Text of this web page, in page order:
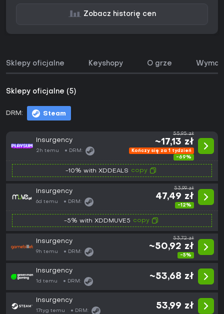
Zobacz historię cen
Sklepy oficjalne Keyshopy O grze
Sklepy oficjalne (5)
DRM: Steam
Insurgency
2h temu DRM:
55,95 zł
~17,13 zł
Kończy się za 1 tydzień
-69%
-10% with XDDEALS copy
Insurgency
6d temu DRM:
53,99 zł
47,49 zł
-12%
-5% with XDDMUVE5 copy
Insurgency
9h temu DRM:
53,72 zł
~50,92 zł
-5%
Insurgency
1d temu DRM:
~53,68 zł
Insurgency
17tyg temu DRM:
53,99 zł